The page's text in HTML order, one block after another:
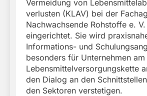
Vermeidung von
verlusten (KLAV) bei der
Nachwachsende Rohstoffe e. V.
eingerichtet. Sie wird
Informations- und
besonders für Unternehmen
Lebensmittelversorgungskette
den Dialog an den
den Sektoren verstetigen.